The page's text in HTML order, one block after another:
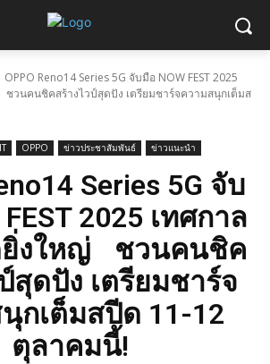
OPPO Reno14 Series 5G จับมือ NOW FEST 2025
วนคนชิคสร้างไวป์สุดปัง เตรียมชาร์จความสนุกเต็มส
IT OPPO ข่าวประชาสัมพันธ์ ข่าวแนะนำ
Series 5G จับ
2025 เทศกาล
งใหญ่ ชวนคนชิค
สุดปัง เตรียมชาร์จ
กเต็มสปีด 11-12
ตุลาคมนี้!